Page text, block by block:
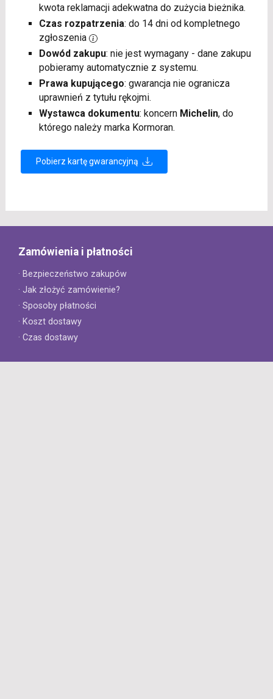
kwota reklamacji adekwatna do zużycia bieżnika.
Czas rozpatrzenia: do 14 dni od kompletnego
zgłoszenia
Dowód zakupu: nie jest wymagany - dane zakupu
pobieramy automatycznie z systemu.
Prawa kupującego: gwarancja nie ogranicza
uprawnień z tytułu rękojmi.
Wystawca dokumentu: koncern Michelin, do
którego należy marka Kormoran.
Pobierz kartę gwarancyjną
Zamówienia i płatności
· Bezpieczeństwo zakupów
· Jak złożyć zamówienie?
· Sposoby płatności
· Koszt dostawy
· Czas dostawy